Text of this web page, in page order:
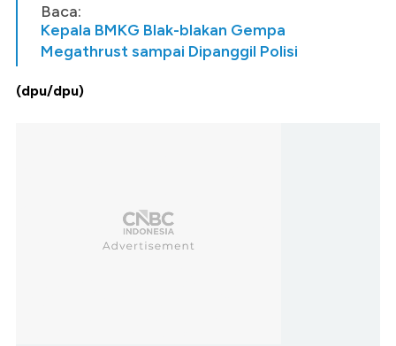
Baca:
Kepala BMKG Blak-blakan Gempa
Megathrust sampai Dipanggil Polisi
(dpu/dpu)